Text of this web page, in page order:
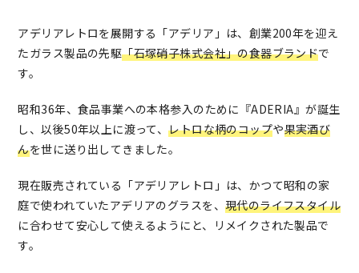
アデリアレトロを展開する「アデリア」は、創業200年を迎え
たガラス製品の先駆「石塚硝子株式会社」の食器ブランドで
す。
昭和36年、食品事業への本格参入のために『ADERIA』が誕生
し、以後50年以上に渡って、レトロな柄のコップや果実酒び
んを世に送り出してきました。
現在販売されている「アデリアレトロ」は、かつて昭和の家
庭で使われていたアデリアのグラスを、 現代のライフスタイル
に合わせて安心して使えるようにと、リメイクされた製品で
す。